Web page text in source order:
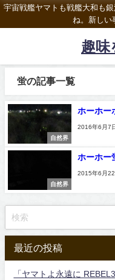
宇宙戦艦ヤマトも戦艦大和も
ね。新しい
趣味
蛍の記事一覧
自然界
ホーホー
2016年6月7
自然界
ホーホー
2015年6月22
最近の投稿
「ヤマトよ永遠に